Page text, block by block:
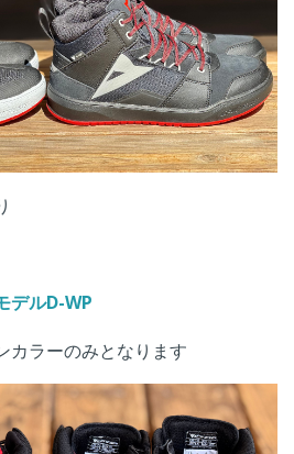
デルD-WP
ラーのみとなります